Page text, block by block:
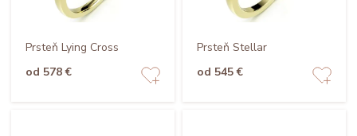
Prsteň Lying Cross
od 578 €
Prsteň Stellar
od 545 €